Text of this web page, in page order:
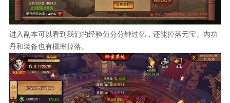
进入副本可以看到我们的经验值分分钟过亿，还能掉落元宝。内功
丹和装备也有概率掉落。